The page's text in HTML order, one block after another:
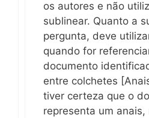
os autores e não
sublinear. Quanto a
pergunta, deve
quando for
documento
entre colchetes
tiver certeza que o
representa um anais,